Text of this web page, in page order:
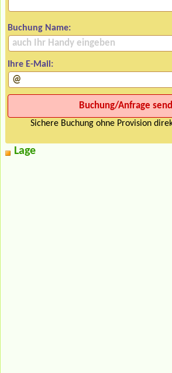
Buchung Name:
Ihre E-Mail:
Sichere Buchung ohne Provision
Lage